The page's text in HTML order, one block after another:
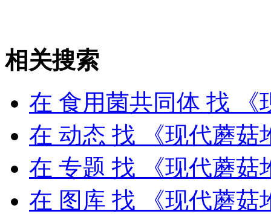
相关搜索
在 食用菌共同体 找 《
在 动态 找 《现代蘑菇
在 专题 找 《现代蘑菇
在 图库 找 《现代蘑菇